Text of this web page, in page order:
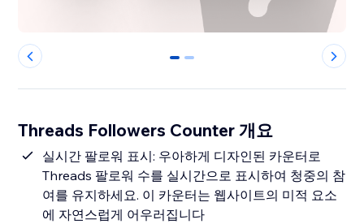
0 1
Threads Followers Counter 개요
실시간 팔로워 표시: 우아하게 디자인된 카운터로
Threads 팔로워 수를 실시간으로 표시하여 청중의 참
여를 유지하세요. 이 카운터는 웹사이트의 미적 요소
에 자연스럽게 어우러집니다